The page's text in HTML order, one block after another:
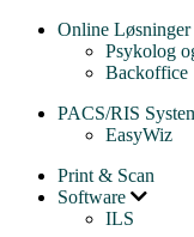
Online Løsninger
Psykolog
Backoffice
PACS/RIS
EasyWiz
Print & Scan
Software
ILS